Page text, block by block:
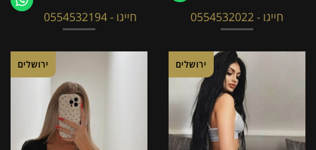
חייגו - 0554532194 חייגו - 0554532022
ירושלים ירושלים